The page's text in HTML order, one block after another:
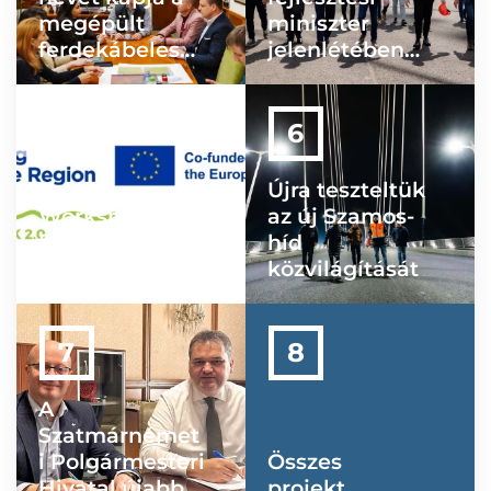
megépült
ferdekábeles
híd
miniszter
jelenlétében
zajlott az új híd
próbaterhelése
Workshop a
fenntartható
Újra teszteltük
az új Szamos-
híd
közvilágítását
A
Szatmárnémet
i Polgármesteri
Összes